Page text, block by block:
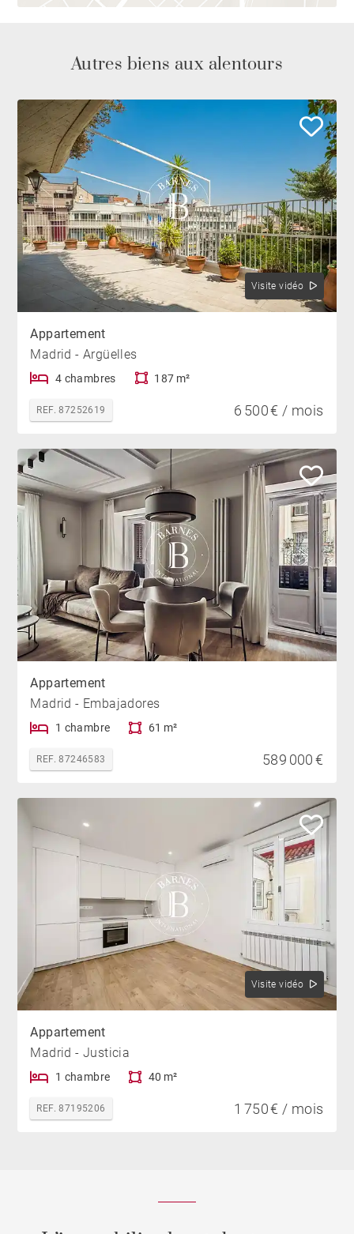
Autres biens aux alentours
Visite vidéo
Appartement
Madrid - Argüelles
4 chambres 187 m²
REF. 87252619 6 500 € / mois
Appartement
Madrid - Embajadores
1 chambre 61 m²
REF. 87246583 589 000 €
Visite vidéo
Appartement
Madrid - Justicia
1 chambre 40 m²
REF. 87195206 1 750 € / mois